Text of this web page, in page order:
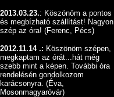
2013.03.23.: Köszönöm a pontos
és megbízható szállítást! Nagyon
szép az óra! (Ferenc, Pécs)
2012.11.14 .: Köszönöm szépen,
megkaptam az órát...hát még
szebb mint a képen. További óra
rendelésén gondolkozom
karácsonyra. (Éva,
Mosonmagyaróvár)